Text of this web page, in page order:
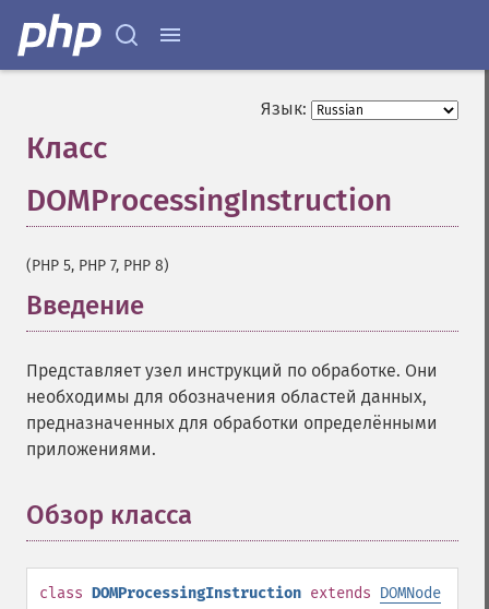
Язык:
Класс
DOMProcessingInstruction
(PHP 5, PHP 7, PHP 8)
Введение
Представляет узел инструкций по обработке. Они
необходимы для обозначения областей данных,
предназначенных для обработки определёнными
приложениями.
Обзор класса
class DOMProcessingInstruction extends DOMNode